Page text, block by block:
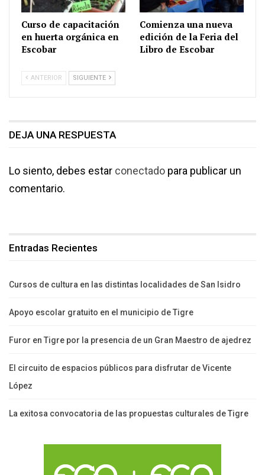
Curso de capacitación
en huerta orgánica en
Escobar
Comienza una nueva
edición de la Feria del
Libro de Escobar
ANTERIOR SIGUIENTE
DEJA UNA RESPUESTA
Lo siento, debes estar conectado para publicar un
comentario.
Entradas Recientes
Cursos de cultura en las distintas localidades de San Isidro
Apoyo escolar gratuito en el municipio de Tigre
Furor en Tigre por la presencia de un Gran Maestro de ajedrez
El circuito de espacios públicos para disfrutar de Vicente
López
La exitosa convocatoria de las propuestas culturales de Tigre